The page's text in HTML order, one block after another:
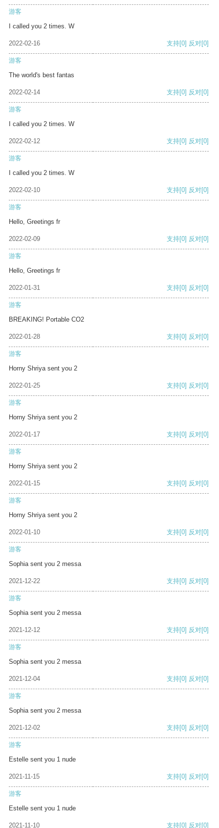
游客
I called you 2 times. W
2022-02-16 支持[0] 反对[0]
游客
The world's best fantas
2022-02-14 支持[0] 反对[0]
游客
I called you 2 times. W
2022-02-12 支持[0] 反对[0]
游客
I called you 2 times. W
2022-02-10 支持[0] 反对[0]
游客
Hello, Greetings fr
2022-02-09 支持[0] 反对[0]
游客
Hello, Greetings fr
2022-01-31 支持[0] 反对[0]
游客
BREAKING! Portable CO2
2022-01-28 支持[0] 反对[0]
游客
Horny Shriya sent you 2
2022-01-25 支持[0] 反对[0]
游客
Horny Shriya sent you 2
2022-01-17 支持[0] 反对[0]
游客
Horny Shriya sent you 2
2022-01-15 支持[0] 反对[0]
游客
Horny Shriya sent you 2
2022-01-10 支持[0] 反对[0]
游客
Sophia sent you 2 messa
2021-12-22 支持[0] 反对[0]
游客
Sophia sent you 2 messa
2021-12-12 支持[0] 反对[0]
游客
Sophia sent you 2 messa
2021-12-04 支持[0] 反对[0]
游客
Sophia sent you 2 messa
2021-12-02 支持[0] 反对[0]
游客
Estelle sent you 1 nude
2021-11-15 支持[0] 反对[0]
游客
Estelle sent you 1 nude
2021-11-10 支持[0] 反对[0]